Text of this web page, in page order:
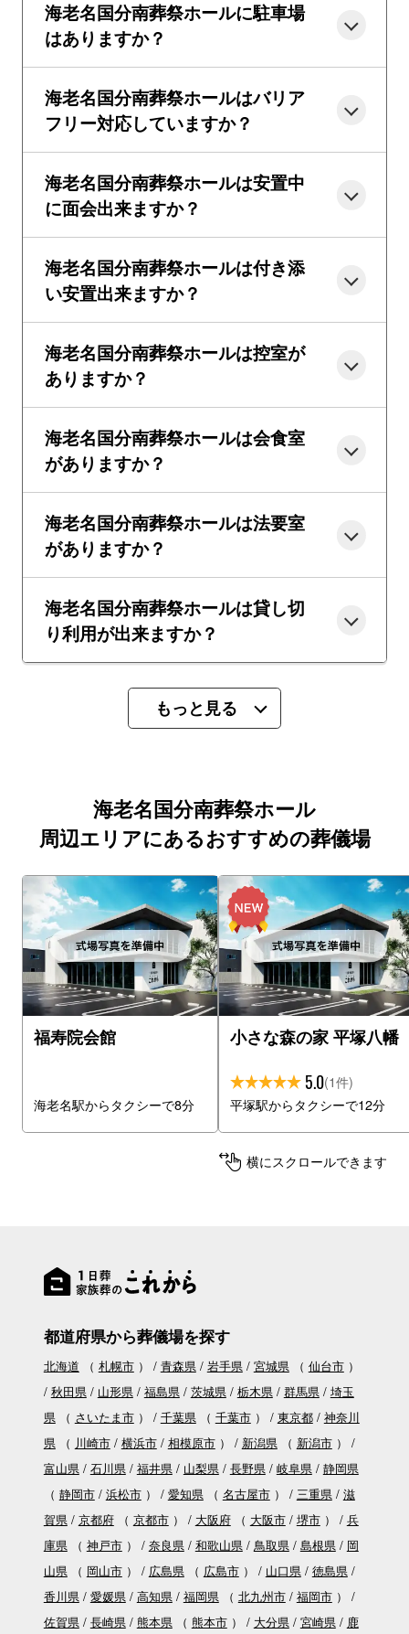
海老名国分南葬祭ホールに駐車場
はありますか？
海老名国分南葬祭ホールはバリア
フリー対応していますか？
海老名国分南葬祭ホールは安置中
に面会出来ますか？
海老名国分南葬祭ホールは付き添
い安置出来ますか？
海老名国分南葬祭ホールは控室が
ありますか？
海老名国分南葬祭ホールは会食室
がありますか？
海老名国分南葬祭ホールは法要室
がありますか？
海老名国分南葬祭ホールは貸し切
り利用が出来ますか？
もっと見る
海老名国分南葬祭ホール
周辺エリアにあるおすすめの葬儀場
福寿院会館
海老名駅からタクシーで8分
小さな森の家 平塚八幡
5.0(1件)
平塚駅からタクシーで12分
横にスクロールできます
都道府県から葬儀場を探す
北海道 （ 札幌市） 青森県 岩手県 宮城県（ 仙台市）
秋田県
山形県 福島県 茨城県 栃木県 群馬県
埼玉
県（ さいたま市） 千葉県（ 千葉市） 東京都
神奈川
県（ 川崎市 横浜市 相模原市） 新潟県（ 新潟市）
富山県
石川県 福井県 山梨県 長野県 岐阜県
静岡県
（ 静岡市 浜松市） 愛知県（ 名古屋市） 三重県
滋
賀県
京都府（ 京都市） 大阪府（ 大阪市 堺市）
兵
庫県（ 神戸市） 奈良県 和歌山県 鳥取県 島根県
岡
山県（ 岡山市） 広島県（ 広島市） 山口県
徳島県
香川県
愛媛県 高知県 福岡県（ 北九州市 福岡市）
佐賀県
長崎県 熊本県（ 熊本市） 大分県 宮崎県 鹿